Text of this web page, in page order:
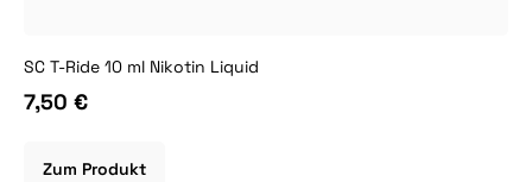
SC T-Ride 10 ml Nikotin Liquid
7,50 €
Zum Produkt